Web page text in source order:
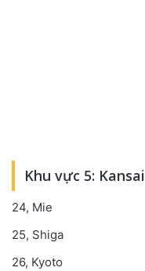
Khu vực 5: Kansai
24, Mie
25, Shiga
26, Kyoto